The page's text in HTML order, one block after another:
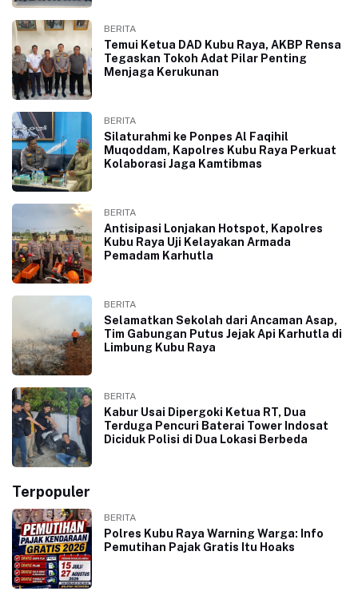
BERITA
Temui Ketua DAD Kubu Raya, AKBP Rensa
Tegaskan Tokoh Adat Pilar Penting
Menjaga Kerukunan
BERITA
Silaturahmi ke Ponpes Al Faqihil
Muqoddam, Kapolres Kubu Raya Perkuat
Kolaborasi Jaga Kamtibmas
BERITA
Antisipasi Lonjakan Hotspot, Kapolres
Kubu Raya Uji Kelayakan Armada
Pemadam Karhutla
BERITA
Selamatkan Sekolah dari Ancaman Asap,
Tim Gabungan Putus Jejak Api Karhutla di
Limbung Kubu Raya
BERITA
Kabur Usai Dipergoki Ketua RT, Dua
Terduga Pencuri Baterai Tower Indosat
Diciduk Polisi di Dua Lokasi Berbeda
Terpopuler
BERITA
Polres Kubu Raya Warning Warga: Info
Pemutihan Pajak Gratis Itu Hoaks